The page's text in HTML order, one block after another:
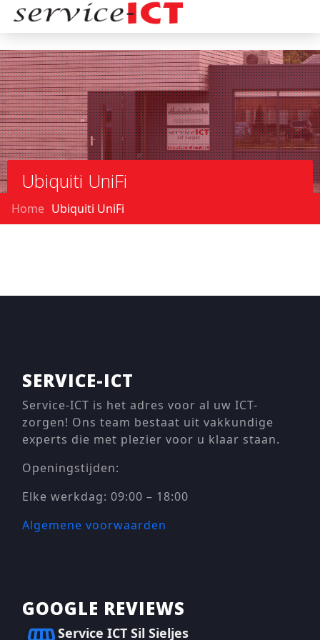
Ubiquiti UniFi
Home Ubiquiti UniFi
SERVICE-ICT
Service-ICT is het adres voor al uw ICT-
zorgen! Ons team bestaat uit vakkundige
experts die met plezier voor u klaar staan.
Openingstijden:
Elke werkdag: 09:00 – 18:00
Algemene voorwaarden
GOOGLE REVIEWS
Service ICT Sil Sieljes